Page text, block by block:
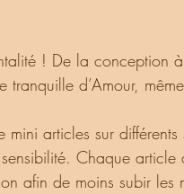
d’Amour,
Chaque article
afin de moins subir les